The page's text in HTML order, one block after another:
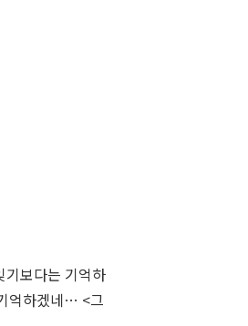
기보다는 기억하
억하겠네… <그